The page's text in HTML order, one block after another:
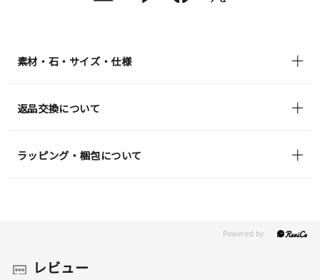
素材・石・サイズ・仕様
返品交換について
ラッピング・梱包について
レビュー